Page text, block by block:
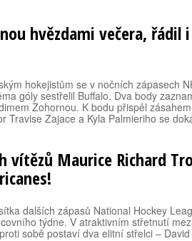
hvězdami večera, řádil
hokejistům se v nočních zápasech
góly sestřelil Buffalo. Dva body
Zohornou. K bodu přispěl
Travise Zajace a Kyla Palmieriho se
vítězů Maurice Richard
dalších zápasů National Hockey
týdne. V atraktivním střetnutí
sobě postaví dva elitní střelci –